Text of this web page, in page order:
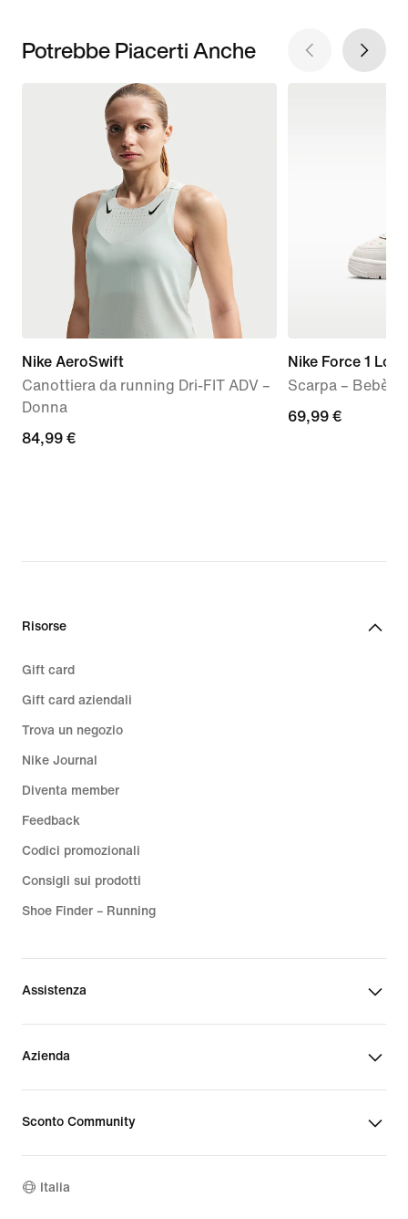
Potrebbe Piacerti Anche
Nike AeroSwift
Canottiera da running Dri-FIT ADV –
Donna
84,99
84,99 €
Nike Force 1 Low
Scarpa – Bebè e
69,99
69,99 €
Risorse
Gift card
Gift card aziendali
Trova un negozio
Nike Journal
Diventa member
Feedback
Codici promozionali
Consigli sui prodotti
Shoe Finder – Running
Assistenza
Azienda
Sconto Community
Italia